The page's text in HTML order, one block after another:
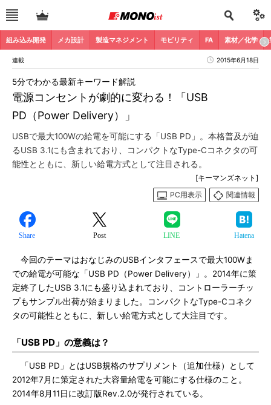
組み込み開発 メカ設計 製造マネジメント モビリティ FA 素材／化学
連載 2015年6月18日
電源コンセントが劇的に変わる！「USB
PD（Power Delivery）」
5分でわかる最新キーワード解説
USBで最大100Wの給電を可能にする「USB PD」。本格普及が迫
るUSB 3.1にも含まれており、コンパクトなType-Cコネクタの可
能性とともに、新しい給電方式として注目される。
[キーマンズネット]
PC用表示
関連情報
Share Post LINE Hatena
今回のテーマはおなじみのUSBインタフェースで最大100Wま
での給電が可能な「USB PD（Power Delivery）」。2014年に策
定終了したUSB 3.1にも盛り込まれており、コントローラーチッ
プもサンプル出荷が始まりました。コンパクトなType-Cコネク
タの可能性とともに、新しい給電方式として大注目です。
「USB PD」の意義は？
「USB PD」とはUSB規格のサプリメント（追加仕様）として
2012年7月に策定された大容量給電を可能にする仕様のこと。
2014年8月11日に改訂版Rev.2.0が発行されている。